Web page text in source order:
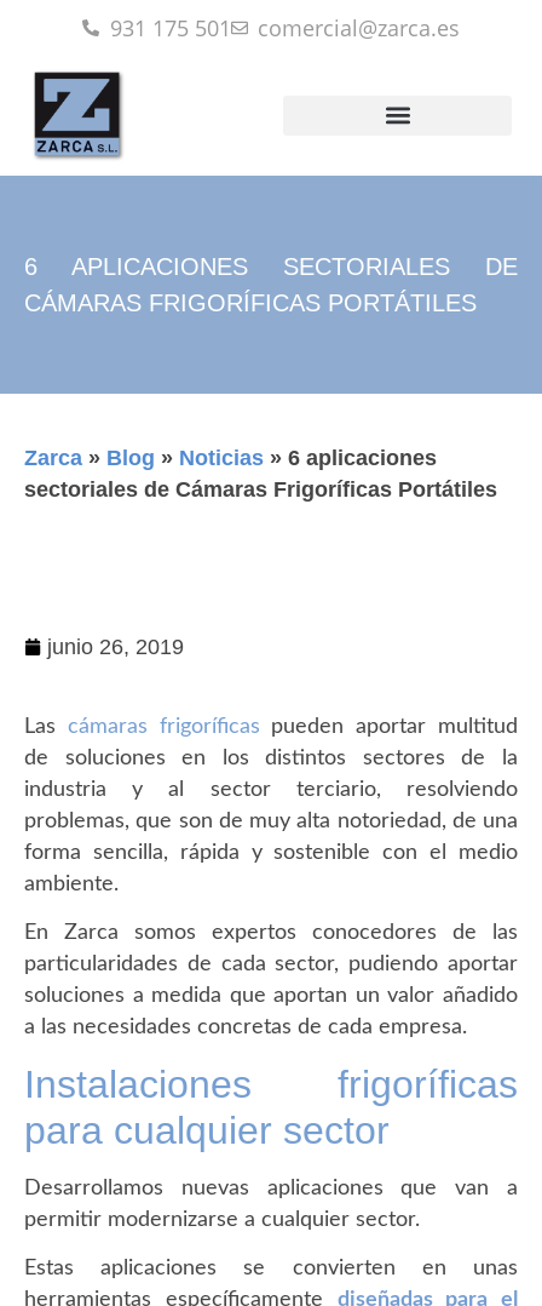
931 175 501 comercial@zarca.es
6 APLICACIONES SECTORIALES DE
CÁMARAS FRIGORÍFICAS PORTÁTILES
Zarca » Blog » Noticias » 6 aplicaciones
sectoriales de Cámaras Frigoríficas Portátiles
junio 26, 2019
Las cámaras frigoríficas pueden aportar multitud
de soluciones en los distintos sectores de la
industria y al sector terciario, resolviendo
problemas, que son de muy alta notoriedad, de una
forma sencilla, rápida y sostenible con el medio
ambiente.
En Zarca somos expertos conocedores de las
particularidades de cada sector, pudiendo aportar
soluciones a medida que aportan un valor añadido
a las necesidades concretas de cada empresa.
Instalaciones frigoríficas
para cualquier sector
Desarrollamos nuevas aplicaciones que van a
permitir modernizarse a cualquier sector.
Estas aplicaciones se convierten en unas
herramientas específicamente diseñadas para el